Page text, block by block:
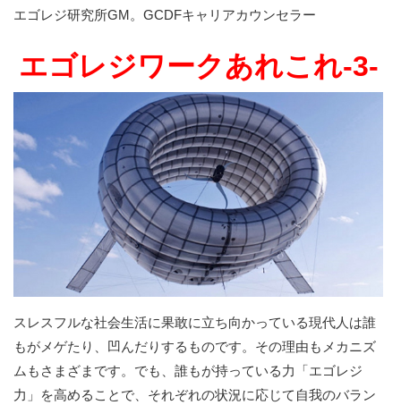
エゴレジ研究所GM。GCDFキャリアカウンセラー
エゴレジワークあれこれ-3-
スレスフルな社会生活に果敢に立ち向かっている現代人は誰
もがメゲたり、凹んだりするものです。その理由もメカニズ
ムもさまざまです。でも、誰もが持っている力「エゴレジ
力」を高めることで、それぞれの状況に応じて自我のバラン